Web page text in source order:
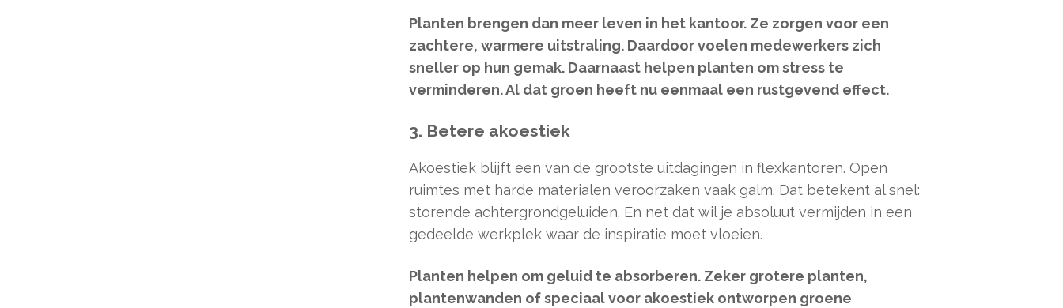
Planten brengen dan meer leven in het kantoor. Ze zorgen voor een
zachtere, warmere uitstraling. Daardoor voelen medewerkers zich
sneller op hun gemak. Daarnaast helpen planten om stress te
verminderen. Al dat groen heeft nu eenmaal een rustgevend effect.
3. Betere akoestiek
Akoestiek blijft een van de grootste uitdagingen in flexkantoren. Open
ruimtes met harde materialen veroorzaken vaak galm. Dat betekent al snel:
storende achtergrondgeluiden. En net dat wil je absoluut vermijden in een
gedeelde werkplek waar de inspiratie moet vloeien.
Planten helpen om geluid te absorberen. Zeker grotere planten,
plantenwanden of speciaal voor akoestiek ontworpen groene